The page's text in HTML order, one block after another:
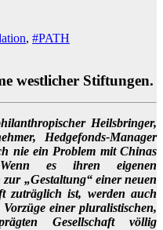
, #PATH
westlicher Stiftungen.
Heilsbringer,
Hedgefonds-Manager
nie ein Problem mit Chinas
Wenn es ihren eigenen
„Gestaltung“ einer neuen
zuträglich ist, werden auch
einer pluralistischen,
Gesellschaft völlig